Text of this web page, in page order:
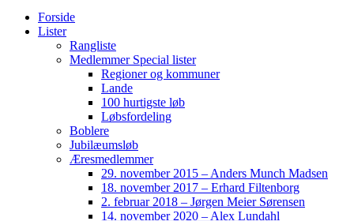
Forside
Lister
Rangliste
Medlemmer Special lister
Regioner og kommuner
Lande
100 hurtigste løb
Løbsfordeling
Boblere
Jubilæumsløb
Æresmedlemmer
29. november 2015 – Anders Munch Madsen
18. november 2017 – Erhard Filtenborg
2. februar 2018 – Jørgen Meier Sørensen
14. november 2020 – Alex Lundahl